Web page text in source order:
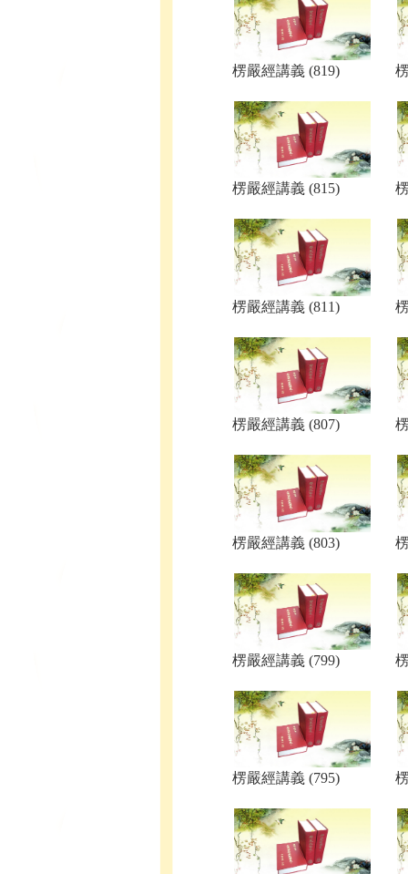
楞嚴經講義 (819)
楞嚴經講義 (815)
楞嚴經講義 (811)
楞嚴經講義 (807)
楞嚴經講義 (803)
楞嚴經講義 (799)
楞嚴經講義 (795)